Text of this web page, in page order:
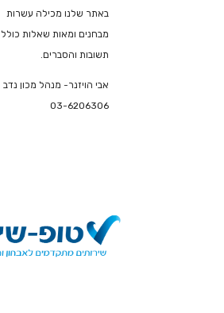
באתר שלנו מכילה עשרות
מבחנים ומאות שאלות כולל
תשובות והסברים.
אבי הויזנר- מנהל מכון נדב
03-6206306